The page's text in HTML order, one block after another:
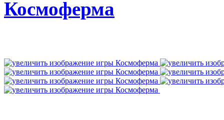
Космоферма